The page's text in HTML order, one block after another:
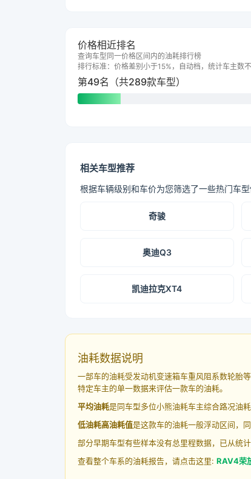
价格相近排名
查询车型同一价格区间内的油耗排行榜
排行标准：价格差别小于15%，自动档，统计车主数不
第49名（共289款车型）
相关车型推荐
根据车辆级别和车价为您筛选了一些热门车
奇骏
奥迪Q3
凯迪拉克XT4
油耗数据说明
一部车的油耗受发动机变速箱车重风阻系数轮胎
特定车主的单一数据来评估一款车的油耗。
平均油耗是同车型多位小熊油耗车主综合路况油
低油耗高油耗值是这款车的油耗一般浮动区间，
部分早期车型有些样本没有总里程数据，已从统计
查看整个车系的油耗报告，请点击这里: RAV4荣